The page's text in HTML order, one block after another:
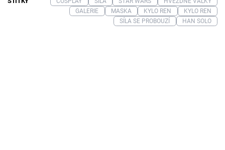
GALERIE
MASKA KYLO REN
KYLO REN
SÍLA SE PROBOUZÍ
HAN SOLO